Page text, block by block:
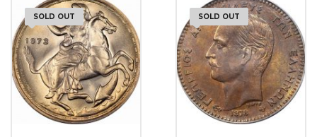
SOLD OUT SOLD OUT